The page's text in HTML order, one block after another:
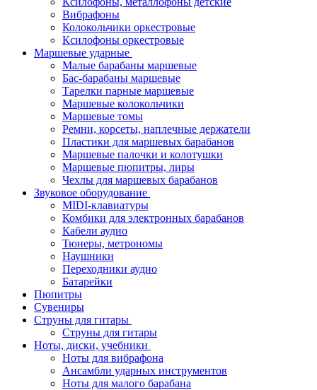
Вибрафоны
Колокольчики оркестровые
Ксилофоны оркестровые
Маршевые ударные
Малые барабаны маршевые
Бас-барабаны маршевые
Тарелки парные маршевые
Маршевые колокольчики
Маршевые томы
Ремни, корсеты, наплечные держатели
Пластики для маршевых барабанов
Маршевые палочки и колотушки
Маршевые пюпитры, лиры
Чехлы для маршевых барабанов
Звуковое оборудование
MIDI-клавиатуры
Комбики для электронных барабанов
Кабели аудио
Тюнеры, метрономы
Наушники
Переходники аудио
Батарейки
Пюпитры
Сувениры
Струны для гитары
Струны для гитары
Ноты, диски, учебники
Ноты для вибрафона
Ансамбли ударных инструментов
Ноты для малого барабана